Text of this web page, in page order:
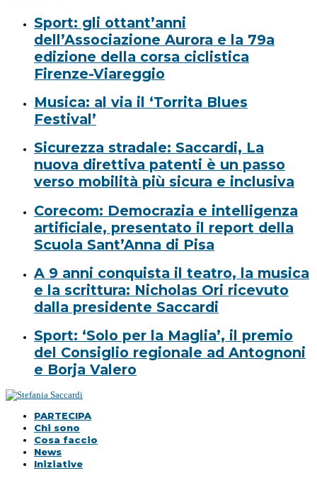
Sport: gli ottant’anni
dell’Associazione Aurora e la 79a
edizione della corsa ciclistica
Firenze-Viareggio
Musica: al via il ‘Torrita Blues
Festival’
Sicurezza stradale: Saccardi, La
nuova direttiva patenti è un passo
verso mobilità più sicura e inclusiva
Corecom: Democrazia e intelligenza
artificiale, presentato il report della
Scuola Sant’Anna di Pisa
A 9 anni conquista il teatro, la musica
e la scrittura: Nicholas Ori ricevuto
dalla presidente Saccardi
Sport: ‘Solo per la Maglia’, il premio
del Consiglio regionale ad Antognoni
e Borja Valero
PARTECIPA
Chi sono
Cosa faccio
News
Iniziative